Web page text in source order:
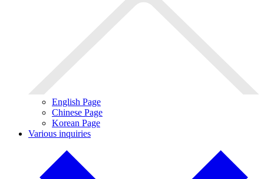
English Page
Chinese Page
Korean Page
Various inquiries